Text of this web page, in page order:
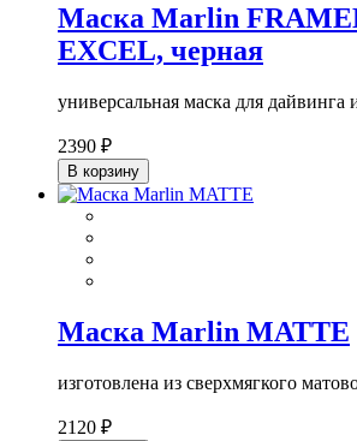
Маска Marlin
EXCEL, черная
универсальная маска для
2390 ₽
В корзину
Маска Marlin MATTE
изготовлена из сверхмягкого
2120 ₽